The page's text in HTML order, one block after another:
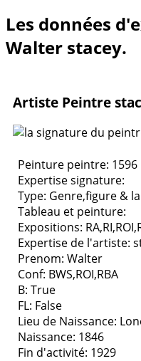
Les données
Walter stacey.
Artiste Peintre
Peinture peintre: 1596
Expertise signature:
Type: Genre,figure &
Tableau et peinture:
Expositions:
Expertise de l'artiste:
Prenom: Walter
Conf: BWS,ROI,RBA
B: True
FL: False
Lieu de Naissance:
Naissance: 1846
Fin d'activité: 1929